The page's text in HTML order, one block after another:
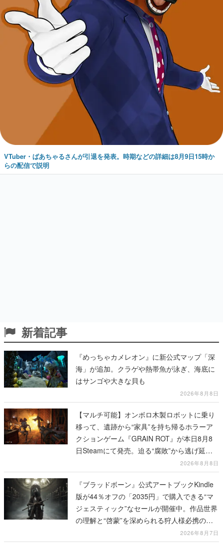
VTuber・ばあちゃるさんが引退を発表。時期などの詳細は8月9日15時か
らの配信で説明
新着記事
『めっちゃカメレオン』に新公式マップ「深
海」が追加。クラゲや熱帯魚が泳ぎ、海底に
はサンゴや大きな貝も
2026年8月8日
【マルチ可能】オンボロ木製ロボットに乗り
移って、遺跡から“家具”を持ち帰るホラーア
クションゲーム『GRAIN ROT』が本日8月8
日Steamにて発売。迫る“腐敗”から逃げ延
2026年8月8日
『ブラッドボーン』公式アートブックKindle
版が44％オフの「2035円」で購入できる“マ
ジェスティック”なセールが開催中。作品世界
の理解と“啓蒙”を深められる狩人様必携の一
2026年8月7日